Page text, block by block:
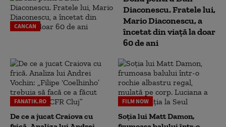
CANCAN
Diaconescu. Fratele lui,
Mario Diaconescu, a
încetat din viață la doar
60 de ani
FANATIK.RO
De ce a jucat Craiova cu
FILM NOW
Soția lui Matt Damon,